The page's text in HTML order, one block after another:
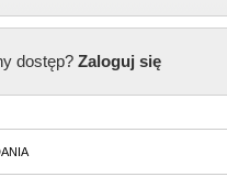
dostęp?Zaloguj się